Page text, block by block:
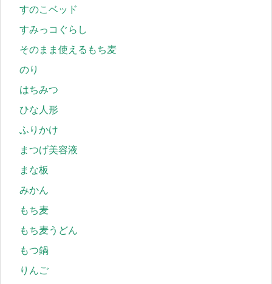
すのこベッド
すみっコぐらし
そのまま使えるもち麦
のり
はちみつ
ひな人形
ふりかけ
まつげ美容液
まな板
みかん
もち麦
もち麦うどん
もつ鍋
りんご